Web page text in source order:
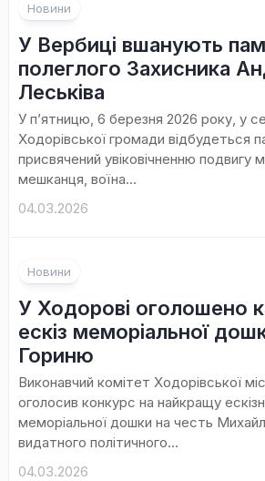
Новини
У Вербиці вшанують
полеглого Захисника
Леськіва
У п’ятницю, 6 березня 2026 року, у
Ходорівської громади відбудеться
присвячений увіковічненню подвигу
мешканця, воїна...
04.03.2026
Новини
У Ходорові оголошено
ескіз меморіальної
Гориню
Виконавчий комітет Ходорівської
оголосив конкурс на найкращу
меморіальної дошки на честь
видатного політичного...
04.03.2026